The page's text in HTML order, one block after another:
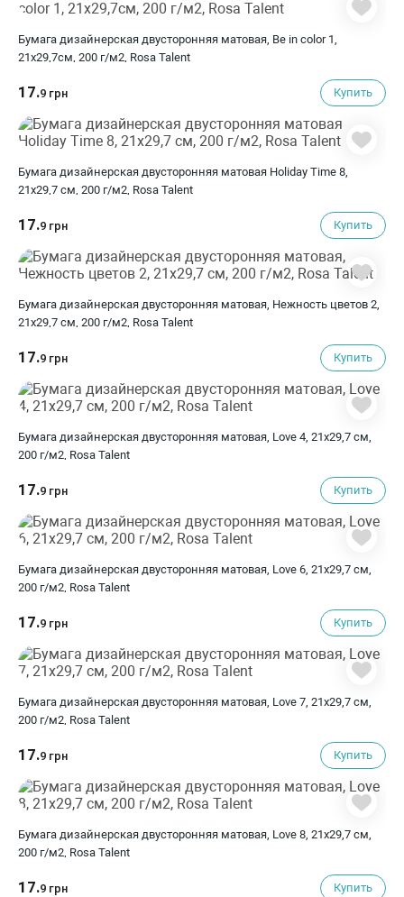
Бумага дизайнерская двусторонняя матовая, Be in color 1,
21х29,7см, 200 г/м2, Rosa Talent
17.9 грн Купить
Бумага дизайнерская двусторонняя матовая Holiday Time 8,
21х29,7 см, 200 г/м2, Rosa Talent
17.9 грн Купить
Бумага дизайнерская двусторонняя матовая, Нежность цветов 2,
21х29,7 см, 200 г/м2, Rosa Talent
17.9 грн Купить
Бумага дизайнерская двусторонняя матовая, Love 4, 21х29,7 см,
200 г/м2, Rosa Talent
17.9 грн Купить
Бумага дизайнерская двусторонняя матовая, Love 6, 21х29,7 см,
200 г/м2, Rosa Talent
17.9 грн Купить
Бумага дизайнерская двусторонняя матовая, Love 7, 21х29,7 см,
200 г/м2, Rosa Talent
17.9 грн Купить
Бумага дизайнерская двусторонняя матовая, Love 8, 21х29,7 см,
200 г/м2, Rosa Talent
17.9 грн Купить